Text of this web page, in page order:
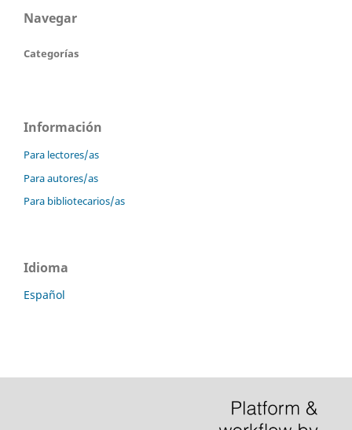
Navegar
Categorías
Información
Para lectores/as
Para autores/as
Para bibliotecarios/as
Idioma
Español